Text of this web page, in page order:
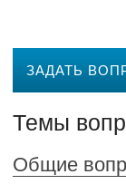
ЗАДАТЬ
Темы
Общие